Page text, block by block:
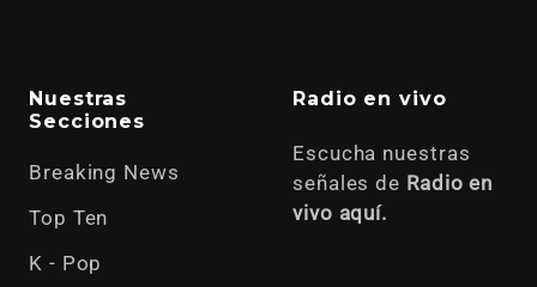
Nuestras
Secciones
Breaking News
Top Ten
K - Pop
Radio en vivo
Escucha nuestras
señales de Radio en
vivo aquí.